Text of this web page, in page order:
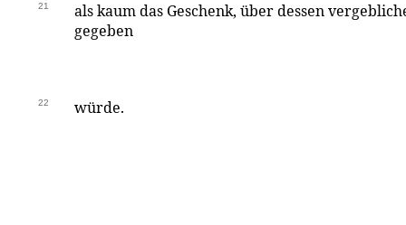
21
als kaum das Geschenk, über dessen
gegeben
22 würde.